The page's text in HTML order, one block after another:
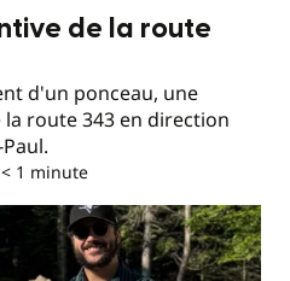
de la route
d'un ponceau, une
route 343 en direction
1 minute